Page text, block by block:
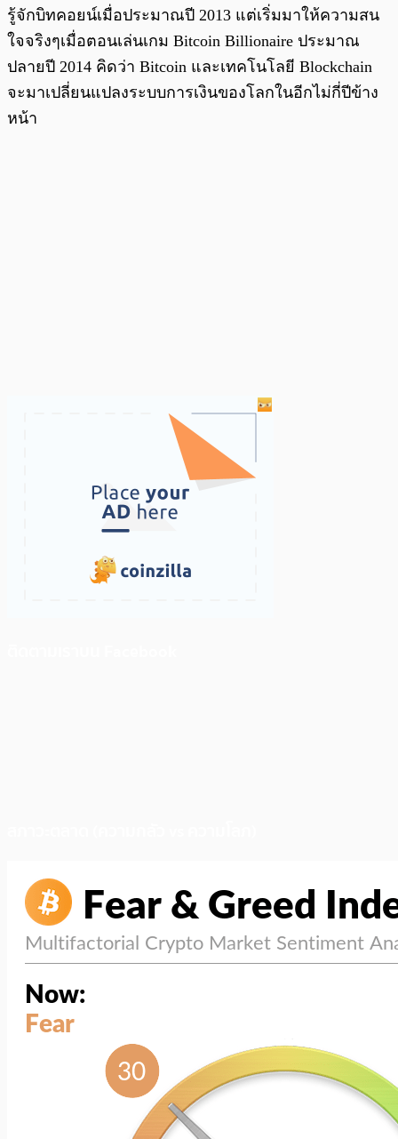
รู้จักบิทคอยน์เมื่อประมาณปี 2013 แต่เริ่มมาให้ความสน
ใจจริงๆเมื่อตอนเล่นเกม Bitcoin Billionaire ประมาณ
ปลายปี 2014 คิดว่า Bitcoin และเทคโนโลยี Blockchain
จะมาเปลี่ยนแปลงระบบการเงินของโลกในอีกไม่กี่ปีข้าง
หน้า